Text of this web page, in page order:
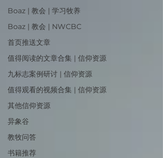
Boaz | 教会 | 学习牧养
Boaz | 教会 | NWCBC
首页推送文章
值得阅读的文章合集 | 信仰资源
九标志案例研讨 | 信仰资源
值得观看的视频合集 | 信仰资源
其他信仰资源
异象谷
教牧问答
书籍推荐